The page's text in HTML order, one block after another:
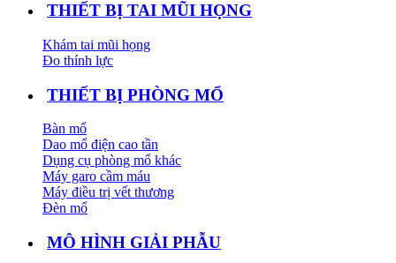
THIẾT BỊ TAI MŨI HỌNG
Khám tai mũi họng
Đo thính lực
THIẾT BỊ PHÒNG MỔ
Bàn mổ
Dao mổ điện cao tần
Dụng cụ phòng mổ khác
Máy garo cầm máu
Máy điều trị vết thương
Đèn mổ
MÔ HÌNH GIẢI PHẪU